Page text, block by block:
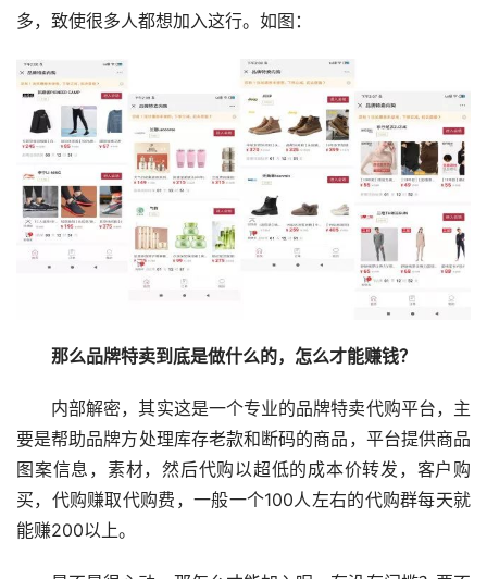
多，致使很多人都想加入这行。如图：
那么品牌特卖到底是做什么的，怎么才能赚钱？
内部解密，其实这是一个专业的品牌特卖代购平台，主
要是帮助品牌方处理库存老款和断码的商品，平台提供商品
图案信息，素材，然后代购以超低的成本价转发，客户购
买，代购赚取代购费，一般一个100人左右的代购群每天就
能赚200以上。